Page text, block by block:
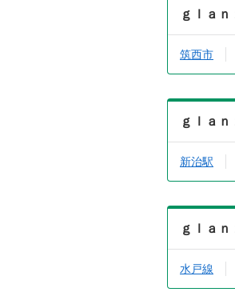
ｇｌａ
筑西市
ｇｌａ
新治駅
ｇｌａ
水戸線